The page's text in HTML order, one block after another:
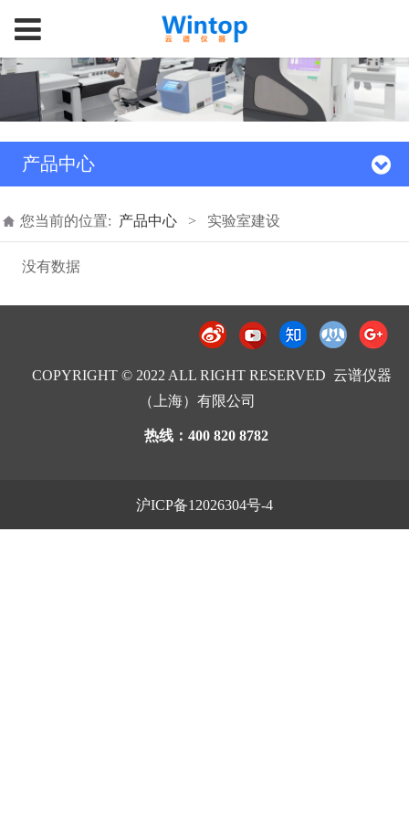
产品中心
您当前的位置: 产品中心 > 实验室建设
没有数据
COPYRIGHT © 2022 ALL RIGHT RESERVED 云谱仪器
（上海）有限公司
热线：400 820 8782
沪ICP备12026304号-4